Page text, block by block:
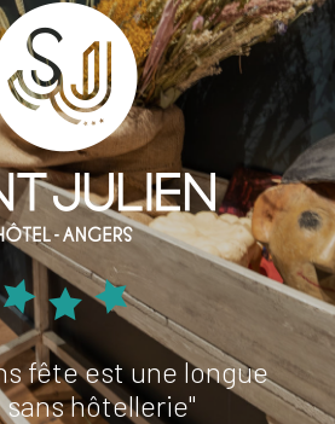
fête est une longue
hôtellerie"